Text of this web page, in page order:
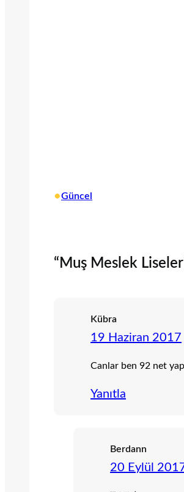
•Güncel
“Muş Meslek
Kübra
19 Haziran 2017
Canlar ben 92 net
Yanıtla
Berdann
20 Eylül